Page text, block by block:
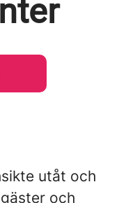
utåt och
och